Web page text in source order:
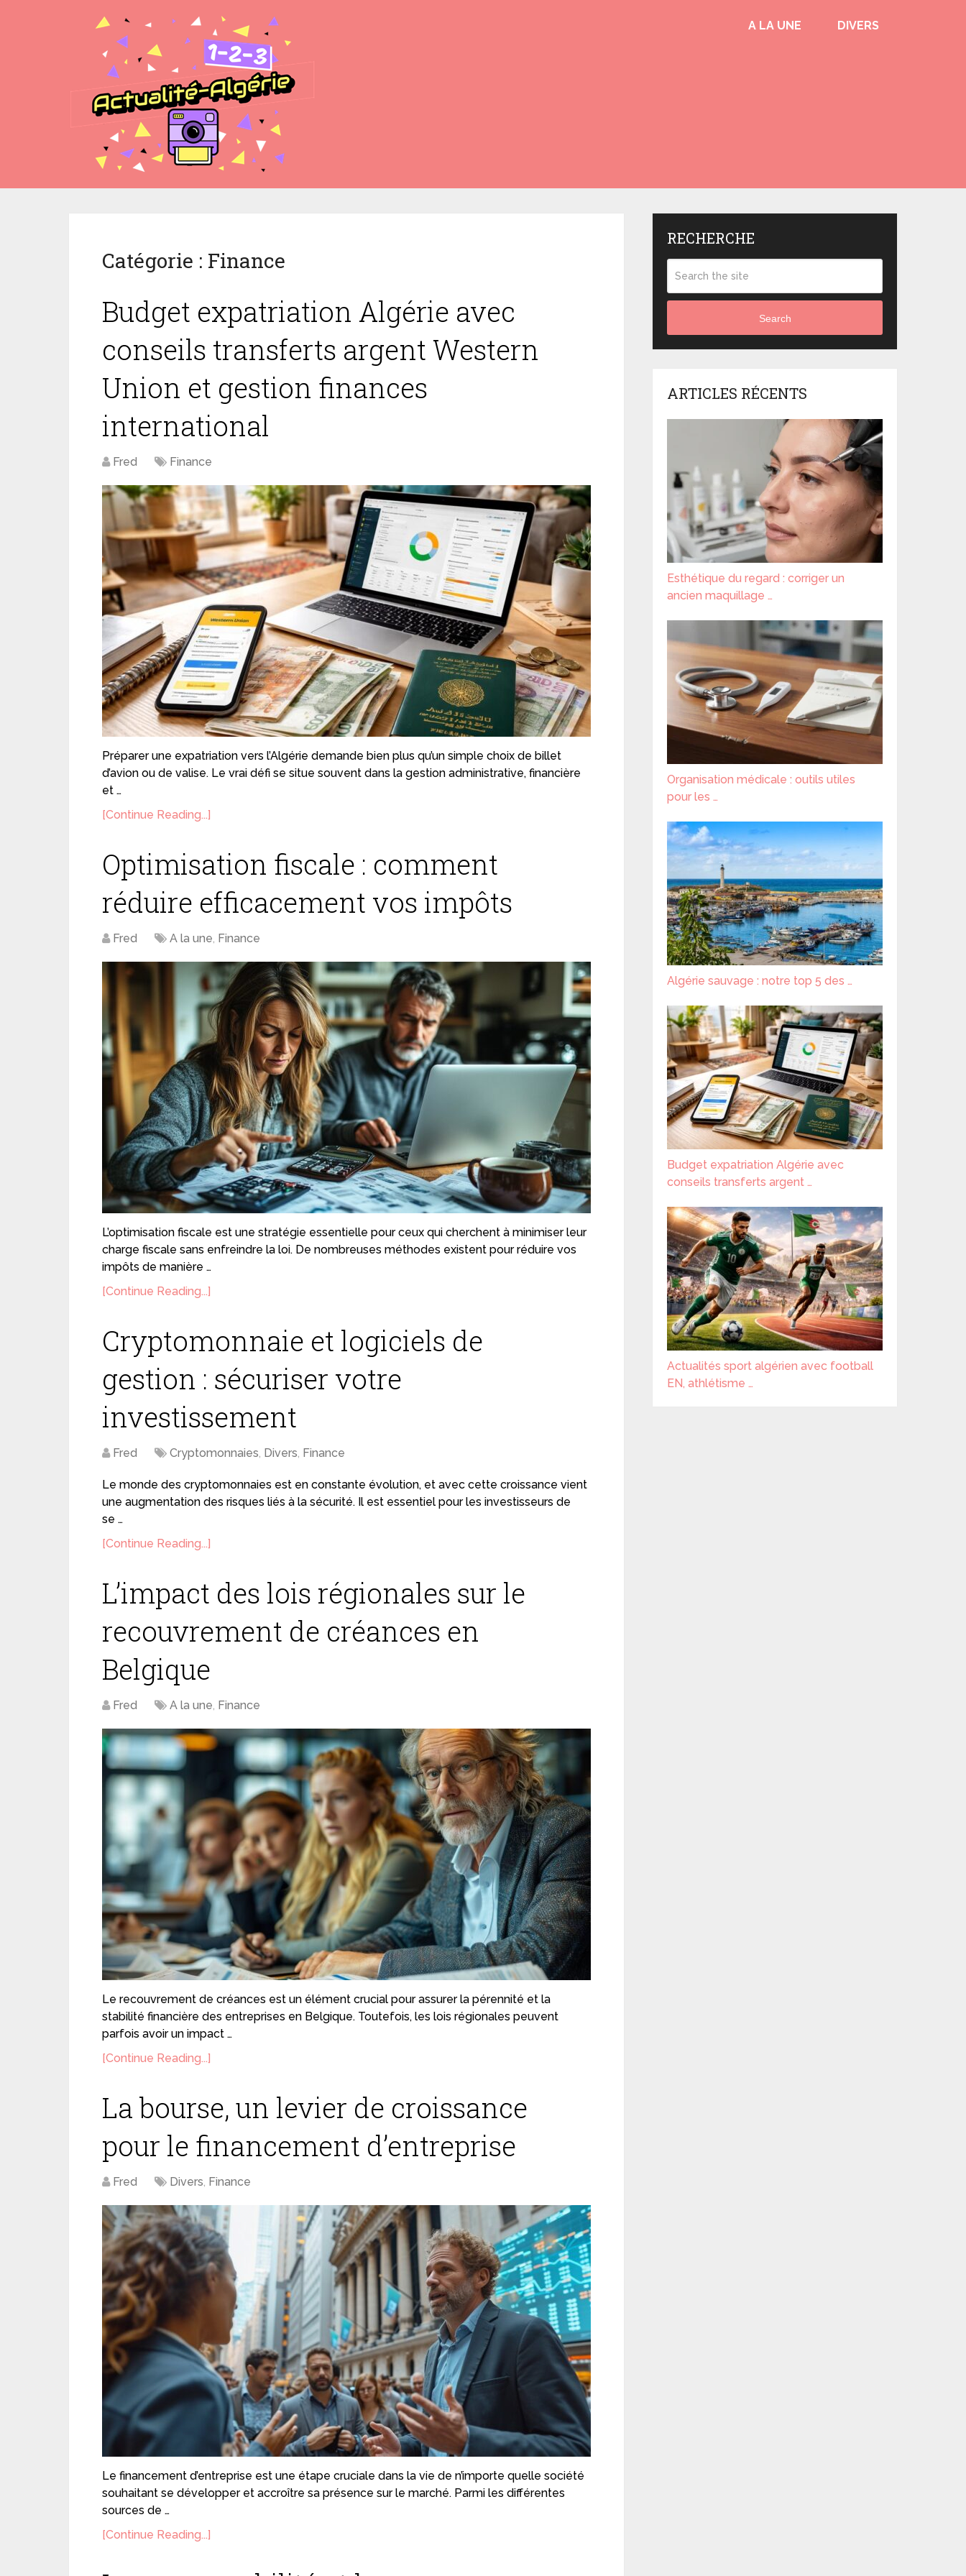
A LA UNE DIVERS
Catégorie : Finance
Budget expatriation Algérie avec
conseils transferts argent Western
Union et gestion finances
international
Fred Finance
Préparer une expatriation vers l’Algérie demande bien plus qu’un simple choix de billet
d’avion ou de valise. Le vrai défi se situe souvent dans la gestion administrative, financière
et …
[Continue Reading...]
Optimisation fiscale : comment
réduire efficacement vos impôts
Fred A la une, Finance
L’optimisation fiscale est une stratégie essentielle pour ceux qui cherchent à minimiser leur
charge fiscale sans enfreindre la loi. De nombreuses méthodes existent pour réduire vos
impôts de manière …
[Continue Reading...]
Cryptomonnaie et logiciels de
gestion : sécuriser votre
investissement
Fred Cryptomonnaies, Divers, Finance
Le monde des cryptomonnaies est en constante évolution, et avec cette croissance vient
une augmentation des risques liés à la sécurité. Il est essentiel pour les investisseurs de
se …
[Continue Reading...]
L’impact des lois régionales sur le
recouvrement de créances en
Belgique
Fred A la une, Finance
Le recouvrement de créances est un élément crucial pour assurer la pérennité et la
stabilité financière des entreprises en Belgique. Toutefois, les lois régionales peuvent
parfois avoir un impact …
[Continue Reading...]
La bourse, un levier de croissance
pour le financement d’entreprise
Fred Divers, Finance
Le financement d’entreprise est une étape cruciale dans la vie de n’importe quelle société
souhaitant se développer et accroître sa présence sur le marché. Parmi les différentes
sources de …
[Continue Reading...]
RECHERCHE
Search
ARTICLES RÉCENTS
Esthétique du regard : corriger un
ancien maquillage …
Organisation médicale : outils utiles
pour les …
Algérie sauvage : notre top 5 des …
Budget expatriation Algérie avec
conseils transferts argent …
Actualités sport algérien avec football
EN, athlétisme …